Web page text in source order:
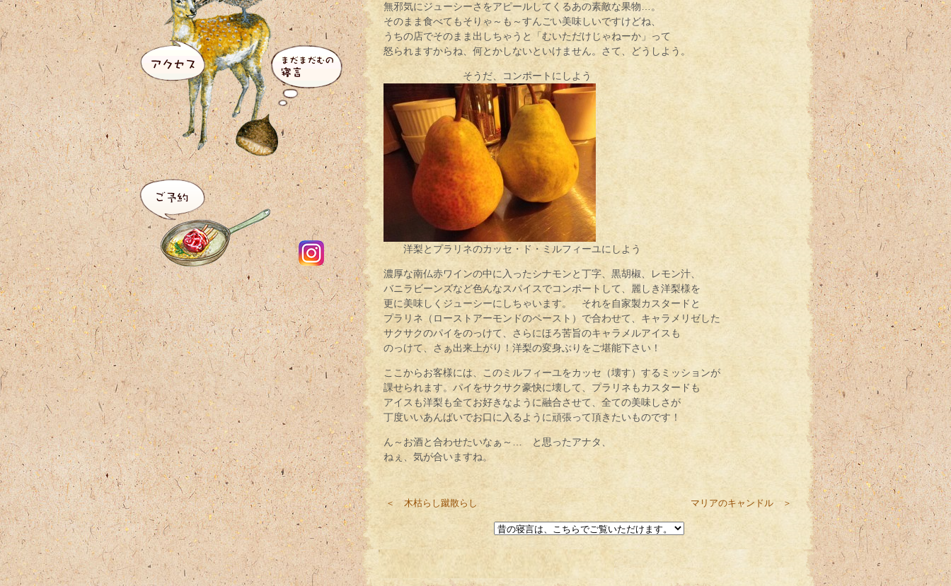
無邪気にジューシーさをアピールしてくるあの素敵な果物…。
そのまま食べてもそりゃ～も～すんごい美味しいですけどね、
うちの店でそのまま出しちゃうと「むいただけじゃねーか」って
怒られますからね、何とかしないといけません。さて、どうしよう。
そうだ、コンポートにしよう
洋梨とプラリネのカッセ・ド・ミルフィーユにしよう
濃厚な南仏赤ワインの中に入ったシナモンと丁字、黒胡椒、レモン汁、
バニラビーンズなど色んなスパイスでコンポートして、麗しき洋梨様を
更に美味しくジューシーにしちゃいます。 それを自家製カスタードと
プラリネ（ローストアーモンドのペースト）で合わせて、キャラメリゼした
サクサクのパイをのっけて、さらにほろ苦旨のキャラメルアイスも
のっけて、さぁ出来上がり！洋梨の変身ぶりをご堪能下さい！
ここからお客様には、このミルフィーユをカッセ（壊す）するミッションが
課せられます。パイをサクサク豪快に壊して、プラリネもカスタードも
アイスも洋梨も全てお好きなように融合させて、全ての美味しさが
丁度いいあんばいでお口に入るように頑張って頂きたいものです！
ん～お酒と合わせたいなぁ～… と思ったアナタ、
ねぇ、気が合いますね。
＜ 木枯らし蹴散らし マリアのキャンドル ＞